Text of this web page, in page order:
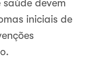
devem
iniciais de